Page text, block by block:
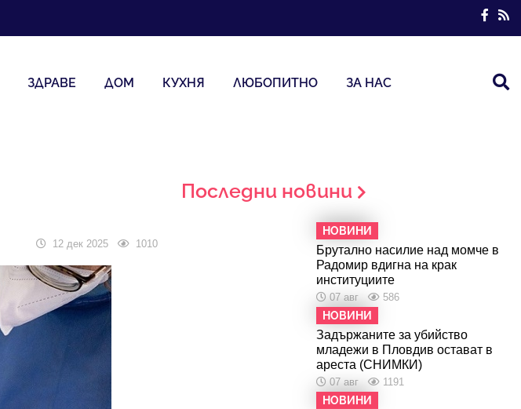
ЗДРАВЕ ДОМ КУХНЯ ЛЮБОПИТНО ЗА НАС
12 дек 2025 1010
Последни новини
НОВИНИ
Брутално насилие над момче в
Радомир вдигна на крак
институциите
07 авг 586
НОВИНИ
Задържаните за убийство
младежи в Пловдив остават в
ареста (СНИМКИ)
07 авг 1191
НОВИНИ